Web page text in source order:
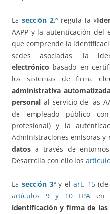
La sección 2.ª regula la «
AAPP y la autenticación del
que comprende la
sedes asociadas, la
electrónico basado en
los sistemas de firma
administrativa automatizada
personal al servicio de las
de empleado público
profesional) y la
Administraciones emisoras y
datos a través de
Desarrolla con ello los
La sección 3ªy el art. 15(de
artículos 9 y 10 LPA en
identificación y firma de las